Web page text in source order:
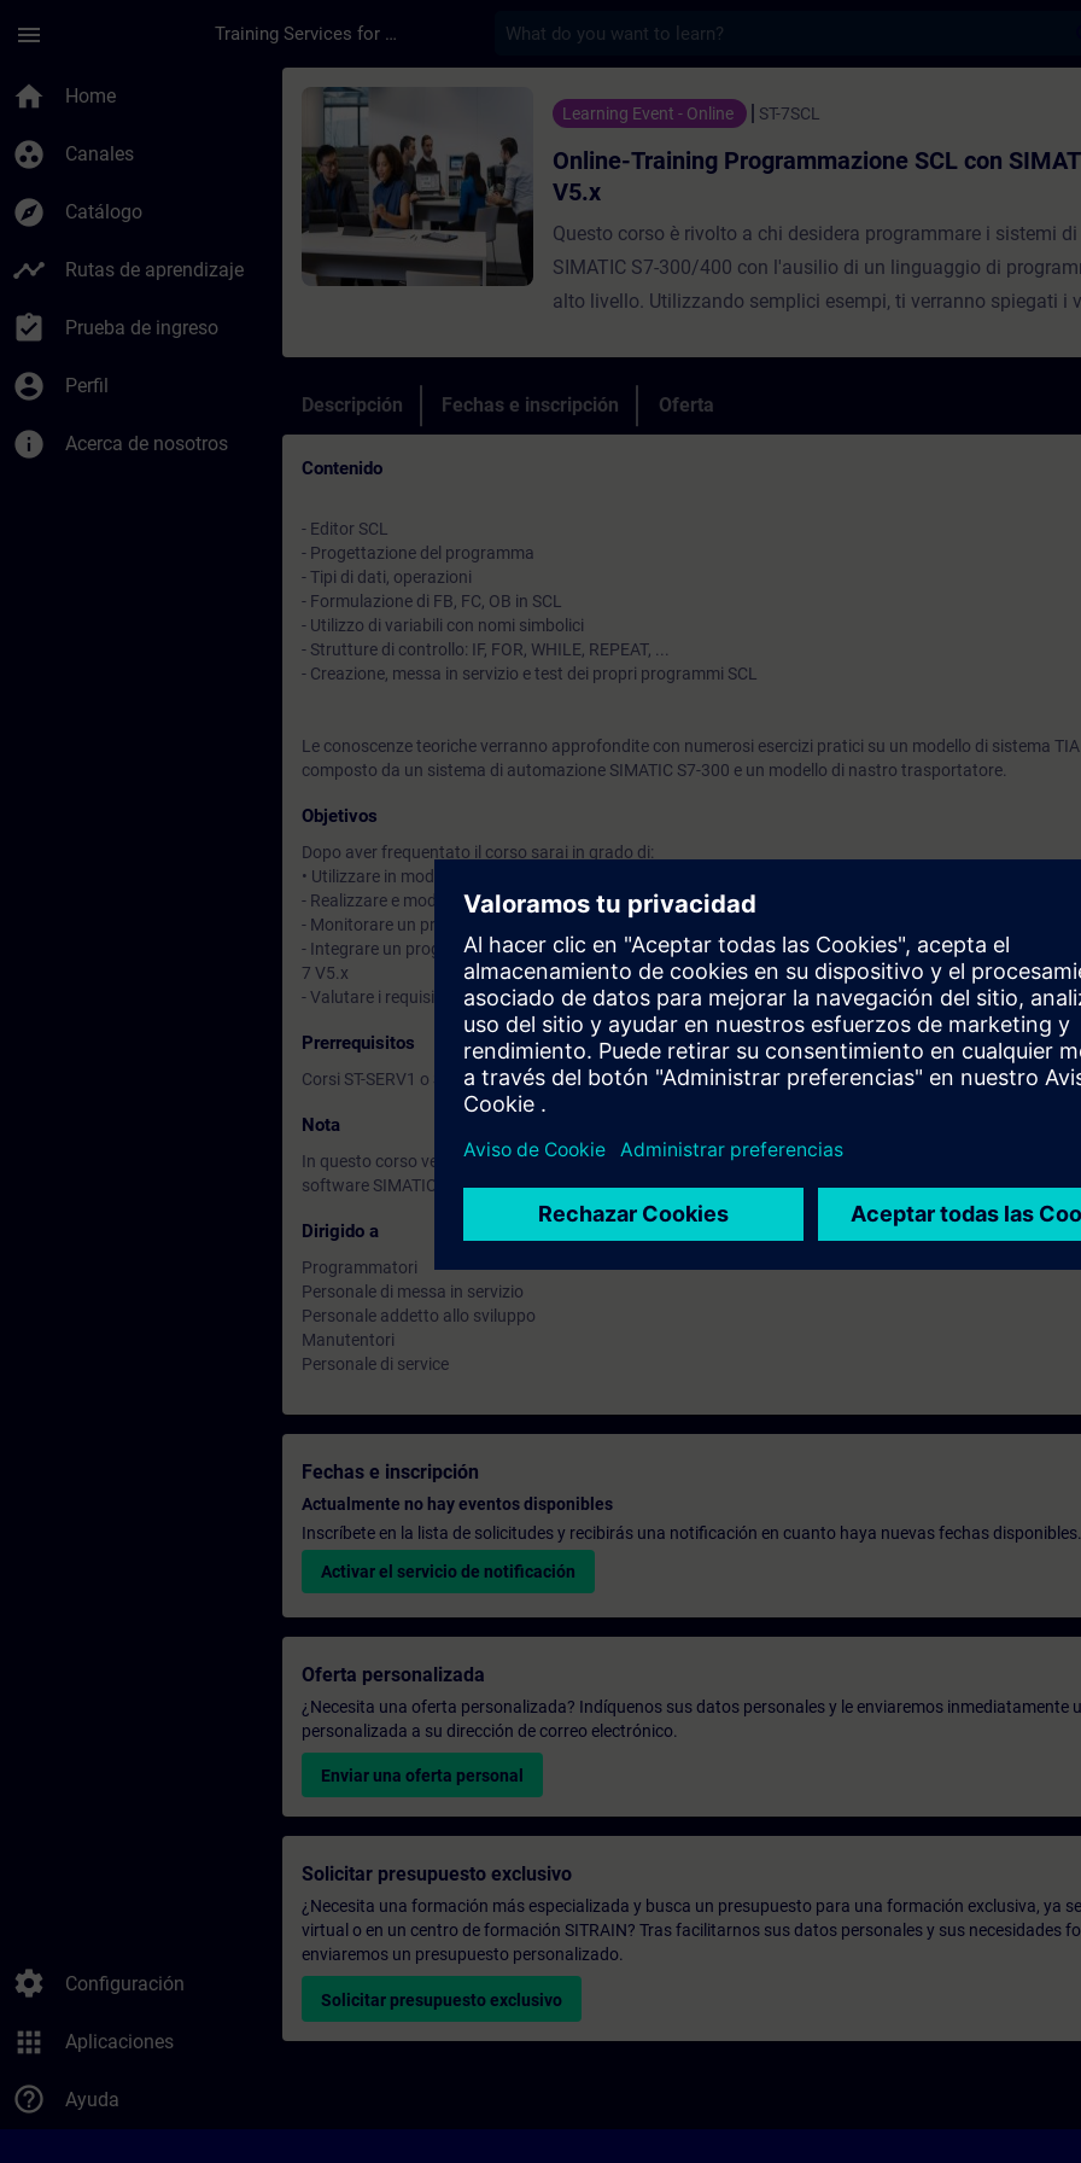
menu Training Services for Digital Industries
home Home
group_work Canales
explore Catálogo
timeline Rutas de aprendizaje
assignment_turned_in Prueba de ingreso
account_circle Perfil
info Acerca de nosotros
settings Configuración
apps Aplicaciones
help_outline Ayuda
Curso - Online-Training Programmazione SCL con SIMATIC
Learning Event - Online ST-7SCL
Online-Training Programmazione SCL con
V5.x
Questo corso è rivolto a chi desidera programmare i sistemi
SIMATIC S7-300/400 con l'ausilio di un linguaggio di
alto livello. Utilizzando semplici esempi, ti verranno spiegati i
dell'ambiente di sviluppo SCL. In particolare, SCL è il
per i softweristi che desiderano espandere autonomamente
Descripción Fechas e inscripción Oferta
Contenido
- Editor SCL
- Progettazione del programma
- Tipi di dati, operazioni
- Formulazione di FB, FC, OB in SCL
- Utilizzo di variabili con nomi simbolici
- Strutture di controllo: IF, FOR, WHILE, REPEAT, ...
- Creazione, messa in servizio e test dei propri programmi SCL
Le conoscenze teoriche verranno approfondite con numerosi esercizi pratici su un modello di sistema
composto da un sistema di automazione SIMATIC S7-300 e un modello di nastro trasportatore.
Objetivos
Dopo aver frequentato il corso sarai in grado di:
• Utilizzare in modo efficiente gli strumenti dell'editor di programma SIMATIC Manager
- Realizzare e modificare programmi in SCL
- Monitorare un programma SCL in SIMATIC STEP 7V5.x e utilizzare gli strumenti di diagnostica e
- Integrare un programma SCL in un blocco di libreria personalizzato e utilizzarlo all'interno di un progetto
7 V5.x
- Valutare i requisiti della sintassi SCL e le funzioni di debug del sistema
Prerrequisitos
Corsi ST-SERV1 o ST-PRO1 o equivalenti conoscenze base dei sistemi di automazione.
Nota
In questo corso vengono utilizzati il sistema di automazione SIMATIC S7-300 e il software SIMATIC STEP
software SIMATIC STEP 7 (TIA Portal) è disponibile il corso TIA-SCL.
Dirigido a
Programmatori
Personale di messa in servizio
Personale addetto allo sviluppo
Manutentori
Personale di service
Fechas e inscripción
Actualmente no hay eventos disponibles
Inscríbete en la lista de solicitudes y recibirás una notificación en cuanto haya nuevas fechas disponibles.
Activar el servicio de notificación
Oferta personalizada
¿Necesita una oferta personalizada? Indíquenos sus datos personales y le enviaremos inmediatamente
personalizada a su dirección de correo electrónico.
Enviar una oferta personal
Solicitar presupuesto exclusivo
¿Necesita una formación más especializada y busca un presupuesto para una formación exclusiva, ya
virtual o en un centro de formación SITRAIN? Tras facilitarnos sus datos personales y sus necesidades
enviaremos un presupuesto personalizado.
Solicitar presupuesto exclusivo